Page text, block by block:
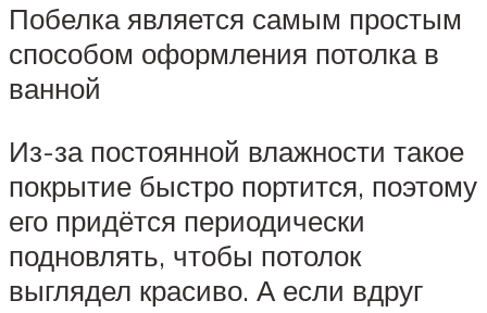
Побелка является самым простым
способом оформления потолка в
ванной
Из-за постоянной влажности такое
покрытие быстро портится, поэтому
его придётся периодически
подновлять, чтобы потолок
выглядел красиво. А если вдруг